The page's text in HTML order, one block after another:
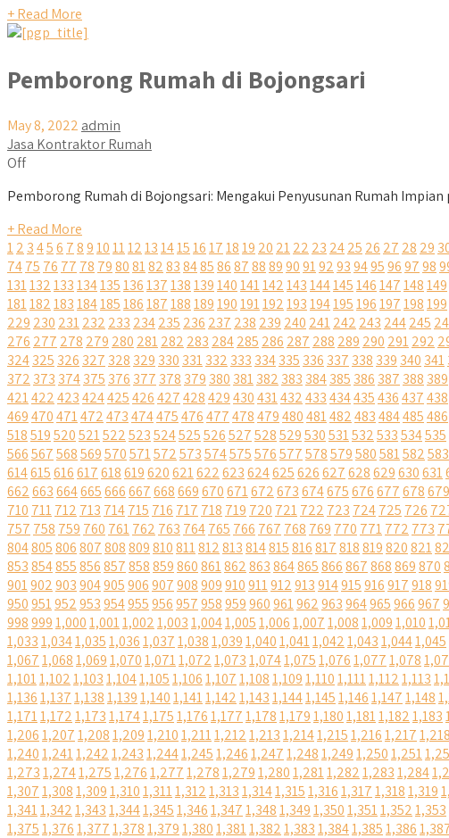
+ Read More
Pemborong Rumah di Bojongsari
May 8, 2022 admin
Jasa Kontraktor Rumah
Off
Pemborong Rumah di Bojongsari: Mengakui Penyusunan Rumah
+ Read More
12 3456 78910111213141516171819 20 2122 23 2425 26 27 28 29
7475 76 77 78 7980818283848586878889909192939495969798
131132133134135136137138139140141142143144145146147148149
181182183184185186187188189190191192193194195196197198199
229 230 231232 233 234235 236 237 238 239 240 241242 243 244245
276 277 278 279 280 281282 283 284285 286 287 288 289 290 291292
324325 326 327 328 329 330 331332 333 334335 336 337 338 339 340 341
372 373 374375 376 377 378 379 380 381382 383 384385 386 387 388 389
421422423424425426427428429430431432433434435436437438
469470471472473474475476477478479480481482483484485486
518519520521522523524525526527528529530531532533534535
566567568569570571572573574575576577578579580581582583
614615616617618619620621622623624625626627628629630631
662663664665666667668669670671672673674675676677678679
710 711712 713 714715 716 717 718 719 720 721722 723 724725 726
757 758 759 760 761762 763 764765 766 767 768 769 770 771772 773
804805806807808809810811812813814815816817818819820821
853854855856857858859860861862863864865866867868869870
901902903904905906907908909910911912913914915916917918
950951952953954955956957958959960961962963964965966967
9989991,0001,0011,0021,0031,0041,0051,0061,0071,0081,0091,010
1,0331,0341,0351,0361,0371,0381,0391,0401,0411,0421,0431,0441,045
1,0671,0681,0691,0701,0711,0721,0731,0741,0751,0761,0771,078
1,1011,1021,1031,1041,1051,1061,1071,1081,1091,1101,1111,1121,113
1,1361,1371,1381,1391,1401,1411,1421,1431,1441,1451,1461,1471,148
1,1711,1721,1731,1741,1751,1761,1771,1781,1791,1801,1811,1821,183
1,2061,2071,2081,2091,2101,2111,2121,2131,2141,2151,2161,2171,218
1,2401,2411,2421,2431,2441,2451,2461,2471,2481,2491,2501,251
1,2731,2741,2751,2761,2771,2781,2791,2801,2811,2821,2831,284
1,3071,3081,3091,3101,3111,3121,3131,3141,3151,3161,3171,3181,319
1,3411,3421,3431,3441,3451,3461,3471,3481,3491,3501,3511,3521,353
1,3751,3761,3771,3781,3791,3801,3811,3821,3831,3841,3851,386